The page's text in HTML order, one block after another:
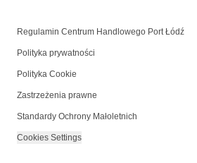
Regulamin Centrum Handlowego Port Łódź
Polityka prywatności
Polityka Cookie
Zastrzeżenia prawne
Standardy Ochrony Małoletnich
Cookies Settings